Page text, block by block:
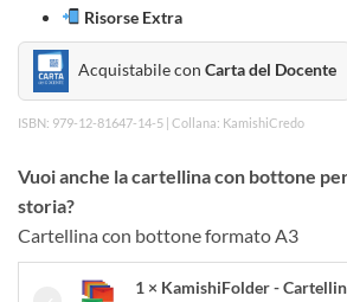
Risorse Extra
Acquistabile con Carta del Docente
ISBN: 979-12-81647-14-5 | Collana: KamishiCredo
Vuoi anche la cartellina con bottone
storia?
Cartellina con bottone formato A3
1 × KamishiFolder -